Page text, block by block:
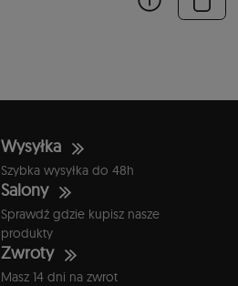
Wysyłka
Szybka wysyłka do 48h
Salony
Sprawdź gdzie kupisz nasze
produkty
Zwroty
Masz 14 dni na zwrot